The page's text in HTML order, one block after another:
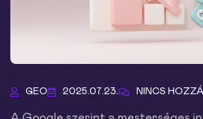
GEO 2025.07.23. NINCS